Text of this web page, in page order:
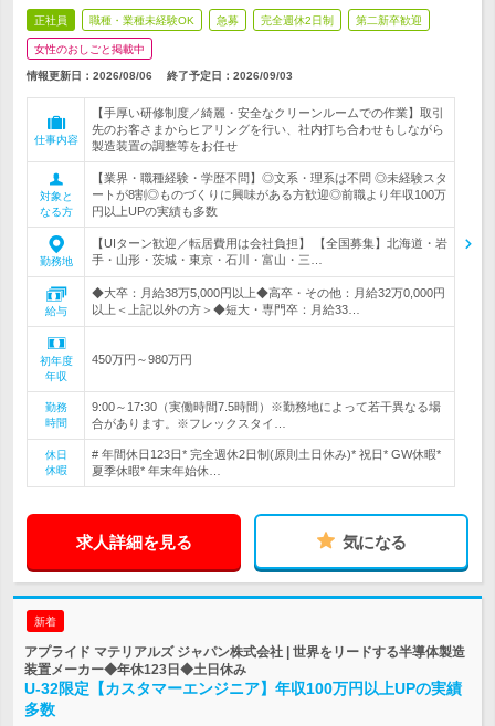
正社員 職種・業種未経験OK 急募 完全週休2日制 第二新卒歓迎
女性のおしごと掲載中
情報更新日：2026/08/06 終了予定日： 2026/09/03
仕事内容
【手厚い研修制度／綺麗・安全なクリーンルームでの作業】取引
先のお客さまからヒアリングを行い、社内打ち合わせもしながら
製造装置の調整等をお任せ
対象と
なる方
【業界・職種経験・学歴不問】◎文系・理系は不問 ◎未経験スタ
ートが8割◎ものづくりに興味がある方歓迎◎前職より年収100万
円以上UPの実績も多数
勤務地
【UIターン歓迎／転居費用は会社負担】 【全国募集】北海道・岩
手・山形・茨城・東京・石川・富山・三…
給与
◆大卒：月給38万5,000円以上◆高卒・その他：月給32万0,000円
以上＜上記以外の方＞◆短大・専門卒：月給33…
初年度
年収
450万円～980万円
勤務
時間
9:00～17:30（実働時間7.5時間）※勤務地によって若干異なる場
合があります。※フレックスタイ…
休日
休暇
# 年間休日123日* 完全週休2日制(原則土日休み)* 祝日* GW休暇*
夏季休暇* 年末年始休…
求人詳細を見る 気になる
新着
アプライド マテリアルズ ジャパン株式会社 | 世界をリードする半導体製造
装置メーカー◆年休123日◆土日休み
U-32限定【カスタマーエンジニア】年収100万円以上UPの実績
多数